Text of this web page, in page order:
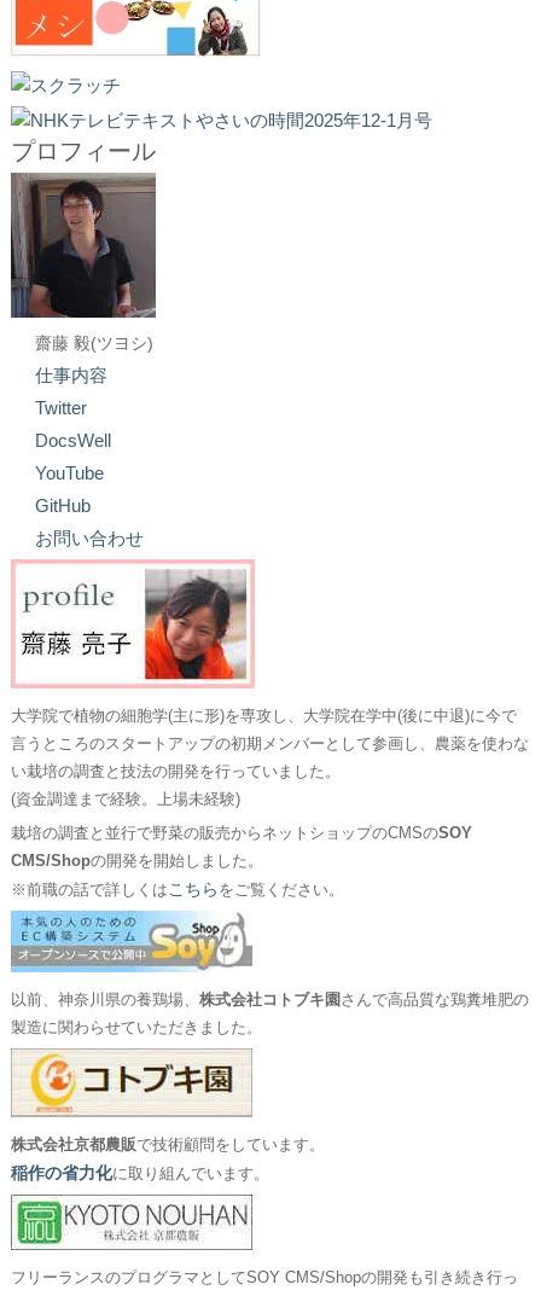
プロフィール
齋藤 毅(ツヨシ)
仕事内容
Twitter
DocsWell
YouTube
GitHub
お問い合わせ
大学院で植物の細胞学(主に形)を専攻し、大学院在学中(後に中退)に今で
言うところのスタートアップの初期メンバーとして参画し、農薬を使わな
い栽培の調査と技法の開発を行っていました。
(資金調達まで経験。上場未経験)
栽培の調査と並行で野菜の販売からネットショップのCMSのSOY
CMS/Shopの開発を開始しました。
※前職の話で詳しくは こちら をご覧ください。
以前、神奈川県の養鶏場、 株式会社コトブキ園 さんで高品質な鶏糞堆肥の
製造に関わらせていただきました。
株式会社京都農販で技術顧問をしています。
稲作の省力化に取り組んでいます。
フリーランスのプログラマとしてSOY CMS/Shopの開発も引き続き行っ